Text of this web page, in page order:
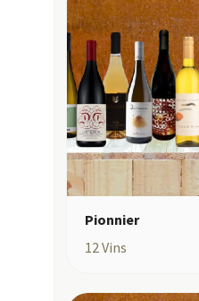
Pionnier
12Vins